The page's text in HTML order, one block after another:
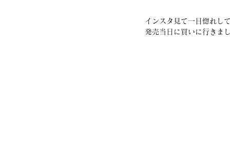
インスタ見て一目惚れして
発売当日に買いに行きまし